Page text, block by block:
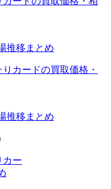
推移まとめ
推移まとめ